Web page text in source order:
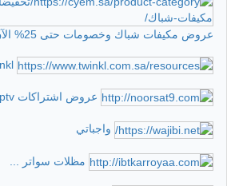
عروض مكيفات شباك وخصومات حتى 25% الآن | الكترو هوم
عروض اشتراكات iptv
واجباتي
مظلات سواتر ...